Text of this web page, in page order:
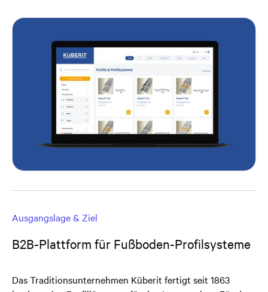
Ausgangslage & Ziel
B2B-Plattform für Fußboden-Profilsysteme
Das Traditionsunternehmen Küberit fertigt seit 1863